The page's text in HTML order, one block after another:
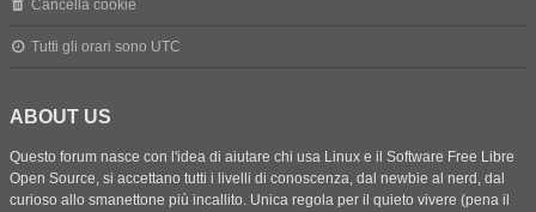
Cancella cookie
Tutti gli orari sono UTC
ABOUT US
Questo forum nasce con l'idea di aiutare chi usa Linux e il Software Free Libre
Open Source, si accettano tutti i livelli di conoscenza, dal newbie al nerd, dal
curioso allo smanettone più incallito. Unica regola per il quieto vivere (pena il